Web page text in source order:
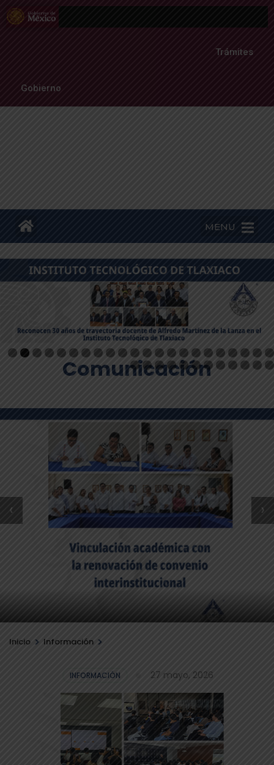
Trámites
Gobierno
MENU
Comunicación
‹ ›
Inicio > Información >
INFORMACIÓN 27 mayo, 2026